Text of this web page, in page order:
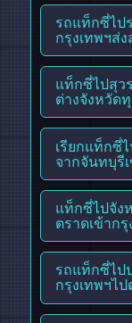
รถแท็กซี่ไป
กรุงเทพฯส่
แท็กซี่ไปสุว
ต่างจังหวัด
เรียกแท็กซี่
จากจันทบุรี
แท็กซี่ไปจัง
ตราดเข้าก
รถแท็กซี่ไป
กรุงเทพฯไ